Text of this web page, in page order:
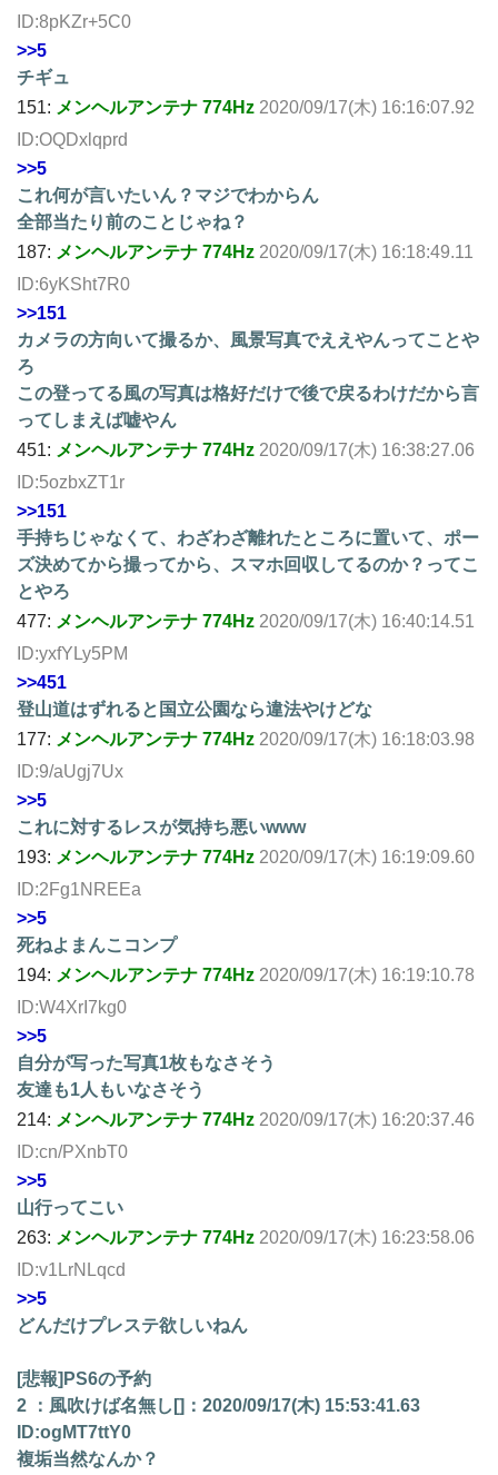
ID:8pKZr+5C0
>>5
チギュ
151: メンヘルアンテナ 774Hz 2020/09/17(木) 16:16:07.92
ID:OQDxlqprd
>>5
これ何が言いたいん？マジでわからん
全部当たり前のことじゃね？
187: メンヘルアンテナ 774Hz 2020/09/17(木) 16:18:49.11
ID:6yKSht7R0
>>151
カメラの方向いて撮るか、風景写真でええやんってことや
ろ
この登ってる風の写真は格好だけで後で戻るわけだから言
ってしまえば嘘やん
451: メンヘルアンテナ 774Hz 2020/09/17(木) 16:38:27.06
ID:5ozbxZT1r
>>151
手持ちじゃなくて、わざわざ離れたところに置いて、ポー
ズ決めてから撮ってから、スマホ回収してるのか？ってこ
とやろ
477: メンヘルアンテナ 774Hz 2020/09/17(木) 16:40:14.51
ID:yxfYLy5PM
>>451
登山道はずれると国立公園なら違法やけどな
177: メンヘルアンテナ 774Hz 2020/09/17(木) 16:18:03.98
ID:9/aUgj7Ux
>>5
これに対するレスが気持ち悪いwww
193: メンヘルアンテナ 774Hz 2020/09/17(木) 16:19:09.60
ID:2Fg1NREEa
>>5
死ねよまんこコンプ
194: メンヘルアンテナ 774Hz 2020/09/17(木) 16:19:10.78
ID:W4XrI7kg0
>>5
自分が写った写真1枚もなさそう
友達も1人もいなさそう
214: メンヘルアンテナ 774Hz 2020/09/17(木) 16:20:37.46
ID:cn/PXnbT0
>>5
山行ってこい
263: メンヘルアンテナ 774Hz 2020/09/17(木) 16:23:58.06
ID:v1LrNLqcd
>>5
どんだけプレステ欲しいねん
[悲報]PS6の予約
2 ：風吹けば名無し[]：2020/09/17(木) 15:53:41.63
ID:ogMT7ttY0
複垢当然なんか？